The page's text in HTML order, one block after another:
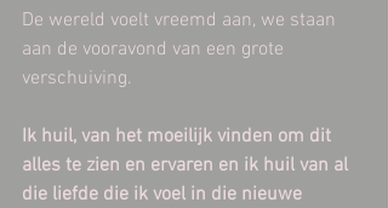
De wereld voelt vreemd aan, we staan
aan de vooravond van een grote
verschuiving.
Ik huil, van het moeilijk vinden om dit
alles te zien en ervaren en ik huil van al
die liefde die ik voel in die nieuwe